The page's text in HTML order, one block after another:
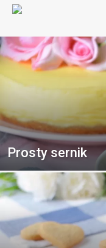
Prosty sernik